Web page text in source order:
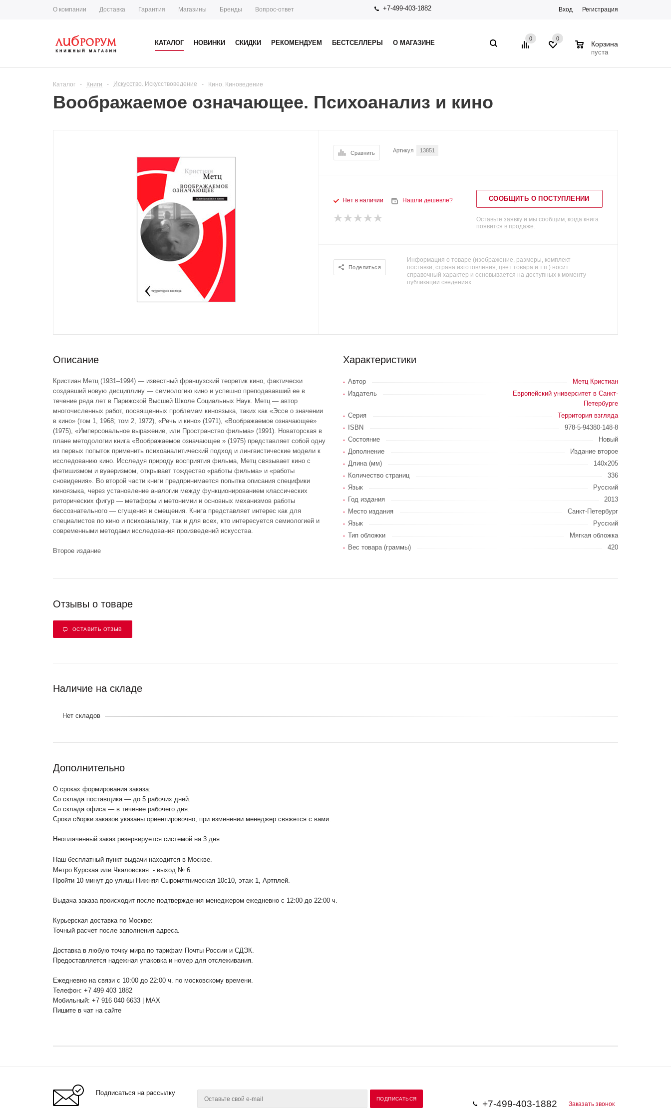
О компании Доставка Гарантия Магазины Бренды Вопрос-ответ +7-499-403-1882 Вход Регистрация
КАТАЛОГ НОВИНКИ СКИДКИ РЕКОМЕНДУЕМ БЕСТСЕЛЛЕРЫ О МАГАЗИНЕ
0 0
Корзина
пуста
Каталог - Книги - Искусство. Искусствоведение - Кино. Киноведение
Воображаемое означающее. Психоанализ и кино
Сравнить Артикул 13851
Нет в наличии Нашли дешевле? СООБЩИТЬ О ПОСТУПЛЕНИИ
Оставьте заявку и мы сообщим, когда книга
появится в продаже.
Поделиться
Информация о товаре (изображение, размеры, комплект
поставки, страна изготовления, цвет товара и т.п.) носит
справочный характер и основывается на доступных к моменту
публикации сведениях.
Описание
Кристиан Метц (1931–1994) — известный французский теоретик кино, фактически
создавший новую дисциплину — семиологию кино и успешно преподававший ее в
течение ряда лет в Парижской Высшей Школе Социальных Наук. Метц — автор
многочисленных работ, посвященных проблемам киноязыка, таких как «Эссе о значении
в кино» (том 1, 1968; том 2, 1972), «Речь и кино» (1971), «Воображаемое означающее»
(1975), «Имперсональное выражение, или Пространство фильма» (1991). Новаторская в
плане методологии книга «Воображаемое означающее » (1975) представляет собой одну
из первых попыток применить психоаналитический подход и лингвистические модели к
исследованию кино. Исследуя природу восприятия фильма, Метц связывает кино с
фетишизмом и вуаеризмом, открывает тождество «работы фильма» и «работы
сновидения». Во второй части книги предпринимается попытка описания специфики
киноязыка, через установление аналогии между функционированием классических
риторических фигур — метафоры и метонимии и основных механизмов работы
бессознательного — сгущения и смещения. Книга представляет интерес как для
специалистов по кино и психоанализу, так и для всех, кто интересуется семиологией и
современными методами исследования произведений искусства.
Второе издание
Характеристики
Автор
Метц Кристиан
Издатель
Европейский университет в Санкт-
Петербурге
Серия
Территория взгляда
ISBN
978-5-94380-148-8
Состояние
Новый
Дополнение
Издание второе
Длина (мм)
140x205
Количество страниц
336
Язык
Русский
Год издания
2013
Место издания
Санкт-Петербург
Язык
Русский
Тип обложки
Мягкая обложка
Вес товара (граммы)
420
Отзывы о товаре
ОСТАВИТЬ ОТЗЫВ
Наличие на складе
Нет складов
Дополнительно
О сроках формирования заказа:
Со склада поставщика — до 5 рабочих дней.
Со склада офиса — в течение рабочего дня.
Сроки сборки заказов указаны ориентировочно, при изменении менеджер свяжется с вами.
Неоплаченный заказ резервируется системой на 3 дня.
Наш бесплатный пункт выдачи находится в Москве.
Метро Курская или Чкаловская - выход № 6.
Пройти 10 минут до улицы Нижняя Сыромятническая 10с10 , этаж 1, Артплей.
Выдача заказа происходит после подтверждения менеджером ежедневно с 12:00 до 22:00 ч.
Курьерская доставка по Москве:
Точный расчет после заполнения адреса.
Доставка в любую точку мира по тарифам Почты России и СДЭК.
Предоставляется надежная упаковка и номер для отслеживания.
Ежедневно на связи с 10:00 до 22:00 ч. по московскому времени.
Телефон: +7 499 403 1882
Мобильный: +7 916 040 6633 | MAX
Пишите в чат на сайте
Подписаться на рассылку
+7-499-403-1882 Заказать звонок